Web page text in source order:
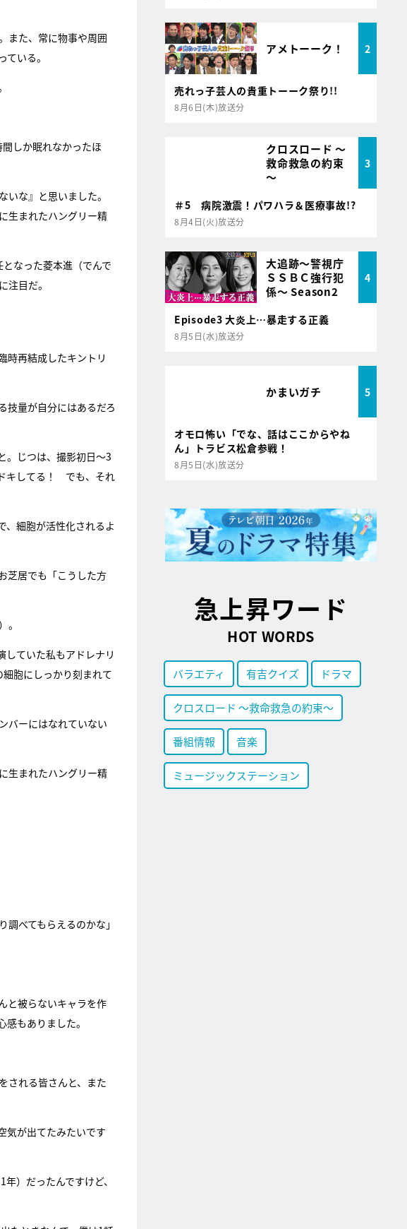
また、常に物事や周囲
いる。
しか眠れなかったほ
な』と思いました。
生まれたハングリー精
なった菱本進（でんで
目だ。
時再結成したキントリ
技量が自分にはあるだろ
。じつは、撮影初日～3
キしてる！ でも、それ
細胞が活性化されるよ
芝居でも「こうした方
ていた私もアドレナリ
胞にしっかり刻まれて
バーにはなれていない
生まれたハングリー精
べてもらえるのかな」
と被らないキャラを作
もありました。
される皆さんと、また
気が出てたみたいです
）だったんですけど、
アメトーーク！ 2
売れっ子芸人の貴重トーーク祭り!!
8月6日(木)放送分
クロスロード ～
救命救急の約束
～
3
＃5 病院激震！パワハラ＆医療事故!?
8月4日(火)放送分
大追跡～警視庁
ＳＳＢＣ強行犯
係～ Season2
4
Episode3 大炎上…暴走する正義
8月5日(水)放送分
かまいガチ 5
オモロ怖い「でな、話はここからやね
ん」トラビス松倉参戦！
8月5日(水)放送分
急上昇ワード
HOT WORDS
バラエティ 有吉クイズ ドラマ
クロスロード ～救命救急の約束～
番組情報 音楽
ミュージックステーション